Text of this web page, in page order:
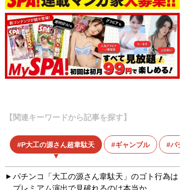
【関連キーワードから記事を探す】
P大工の源さん超韋駄天 ギャンブル パチンコ
パチンコ「大工の源さん韋駄天」のゴト行為は
プレミアム演出で見破れるのは本当か